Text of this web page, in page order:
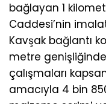
bağlayan 1
Caddesi’nin
Kavşak bağlantı
metre
çalışmaları
amacıyla 4 bin